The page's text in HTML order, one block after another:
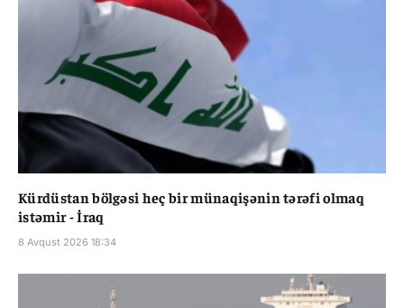
Kürdüstan bölgəsi heç bir münaqişənin tərəfi olmaq
istəmir - İraq
8 Avqust 2026 18:34